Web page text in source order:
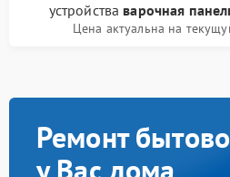
устройства варочная
Цена актуальна на
Ремонт